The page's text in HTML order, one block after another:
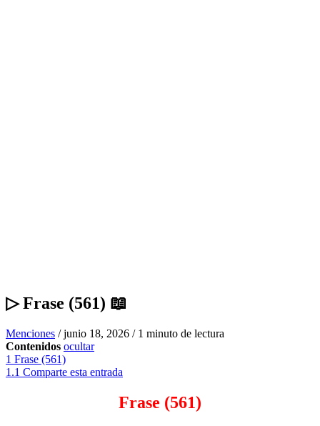
▷ Frase (561) 📖
Menciones /junio 18, 2026 / 1 minuto de lectura
Contenidos ocultar
1 Frase (561)
1.1 Comparte esta entrada
Frase (561)